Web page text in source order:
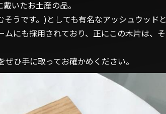
いたお土産の品。
うです。)としても有名なアッシュウッドと
にも採用されており、正にこの木片は、そ
ひ手に取ってお確かめください。